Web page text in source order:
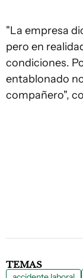
"La empresa
pero en
condiciones.
entablonado
compañero",
TEMAS